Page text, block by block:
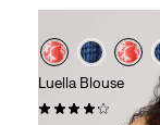
Luella Blouse
(15)